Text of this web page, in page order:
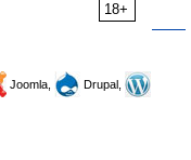
18+
Joomla,
Drupal,